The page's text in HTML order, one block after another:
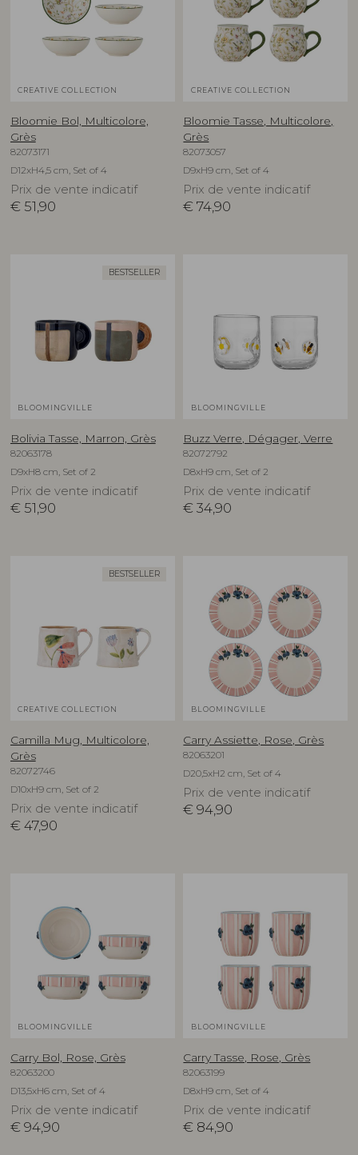
CREATIVE COLLECTION
Bloomie Bol, Multicolore,
Grès
82073171
D12xH4,5 cm, Set of 4
Prix de vente indicatif
€ 51,90
CREATIVE COLLECTION
Bloomie Tasse, Multicolore,
Grès
82073057
D9xH9 cm, Set of 4
Prix de vente indicatif
€ 74,90
BESTSELLER
BLOOMINGVILLE
Bolivia Tasse, Marron, Grès
82063178
D9xH8 cm, Set of 2
Prix de vente indicatif
€ 51,90
BLOOMINGVILLE
Buzz Verre, Dégager, Verre
82072792
D8xH9 cm, Set of 2
Prix de vente indicatif
€ 34,90
BESTSELLER
CREATIVE COLLECTION
Camilla Mug, Multicolore,
Grès
82072746
D10xH9 cm, Set of 2
Prix de vente indicatif
€ 47,90
BLOOMINGVILLE
Carry Assiette, Rose, Grès
82063201
D20,5xH2 cm, Set of 4
Prix de vente indicatif
€ 94,90
BLOOMINGVILLE
Carry Bol, Rose, Grès
82063200
D13,5xH6 cm, Set of 4
Prix de vente indicatif
€ 94,90
BLOOMINGVILLE
Carry Tasse, Rose, Grès
82063199
D8xH9 cm, Set of 4
Prix de vente indicatif
€ 84,90